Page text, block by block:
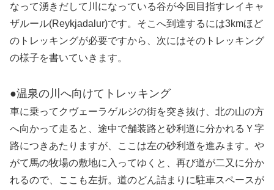
なって湧きだして川になっている谷が今回目指すレイキャ
ザルール(Reykjadalur)です。そこへ到達するには3kmほど
のトレッキングが必要ですから、次にはそのトレッキング
の様子を書いていきます。
●温泉の川へ向けてトレッキング
車に乗ってクヴェーラゲルジの街を突き抜け、北の山の方
へ向かって走ると、途中で舗装路と砂利道に分かれるＹ字
路につきあたりますが、ここは左の砂利道を進みます。や
がて馬の牧場の敷地に入ってゆくと、再び道が二又に分か
れるので、ここも左折。道のどん詰まりに駐車スペースが